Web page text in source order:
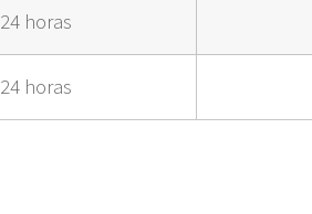
24 horas
24 horas